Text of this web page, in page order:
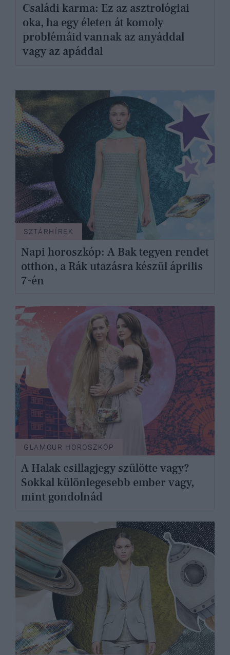
Családi karma: Ez az asztrológiai
oka, ha egy életen át komoly
problémáid vannak az anyáddal
vagy az apáddal
SZTÁRHÍREK
Napi horoszkóp: A Bak tegyen rendet
otthon, a Rák utazásra készül április
7-én
GLAMOUR HOROSZKÓP
A Halak csillagjegy szülötte vagy?
Sokkal különlegesebb ember vagy,
mint gondolnád